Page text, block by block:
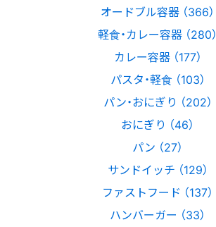
オードブル容器 （366）
軽食・カレー容器 （280）
カレー容器 （177）
パスタ・軽食 （103）
パン・おにぎり （202）
おにぎり （46）
パン （27）
サンドイッチ （129）
ファストフード （137）
ハンバーガー （33）